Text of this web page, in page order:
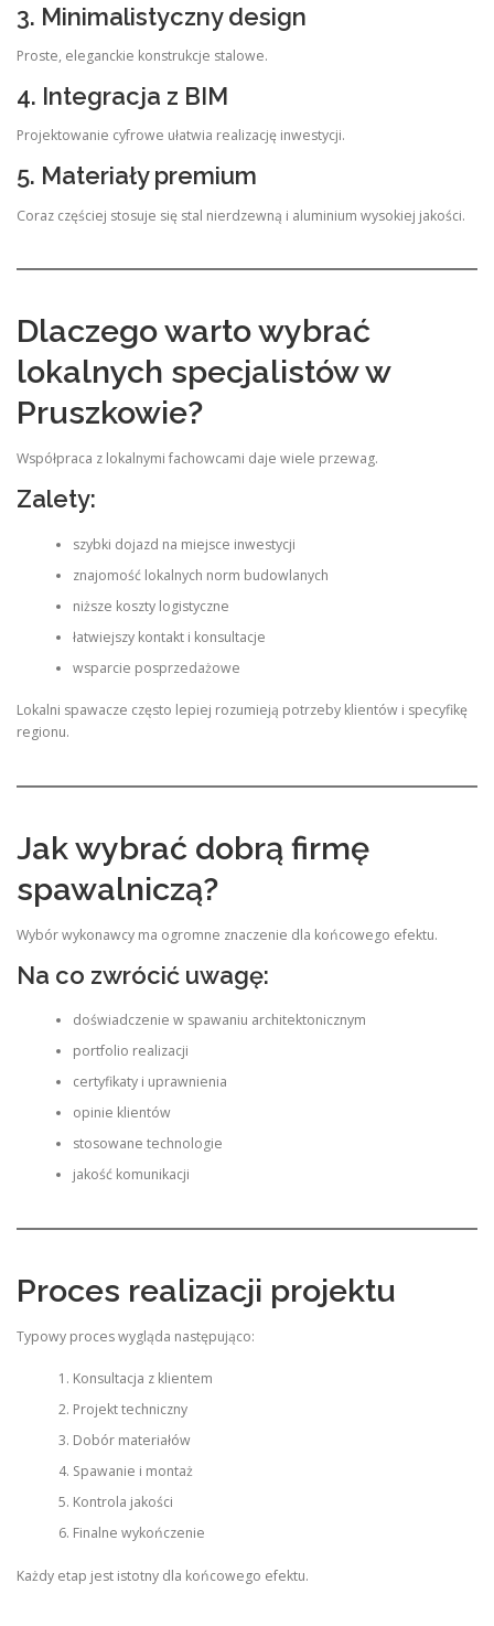
3. Minimalistyczny design
Proste, eleganckie konstrukcje stalowe.
4. Integracja z BIM
Projektowanie cyfrowe ułatwia realizację inwestycji.
5. Materiały premium
Coraz częściej stosuje się stal nierdzewną i aluminium wysokiej jakości.
Dlaczego warto wybrać
lokalnych specjalistów w
Pruszkowie?
Współpraca z lokalnymi fachowcami daje wiele przewag.
Zalety:
szybki dojazd na miejsce inwestycji
znajomość lokalnych norm budowlanych
niższe koszty logistyczne
łatwiejszy kontakt i konsultacje
wsparcie posprzedażowe
Lokalni spawacze często lepiej rozumieją potrzeby klientów i specyfikę
regionu.
Jak wybrać dobrą firmę
spawalniczą?
Wybór wykonawcy ma ogromne znaczenie dla końcowego efektu.
Na co zwrócić uwagę:
doświadczenie w spawaniu architektonicznym
portfolio realizacji
certyfikaty i uprawnienia
opinie klientów
stosowane technologie
jakość komunikacji
Proces realizacji projektu
Typowy proces wygląda następująco:
Konsultacja z klientem
Projekt techniczny
Dobór materiałów
Spawanie i montaż
Kontrola jakości
Finalne wykończenie
Każdy etap jest istotny dla końcowego efektu.